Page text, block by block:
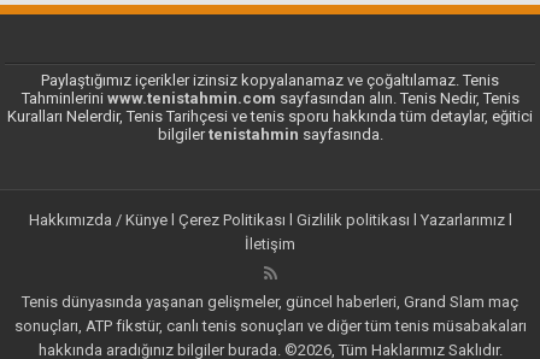
Paylaştığımız içerikler izinsiz kopyalanamaz ve çoğaltılamaz. Tenis
Tahminlerini www.tenistahmin.com sayfasından alın. Tenis Nedir, Tenis
Kuralları Nelerdir, Tenis Tarihçesi ve tenis sporu hakkında tüm detaylar, eğitici
bilgilertenistahmin sayfasında.
Hakkımızda / Künyel Çerez Politikası l Gizlilik politikası l Yazarlarımızl
İletişim
Tenis dünyasında yaşanan gelişmeler, güncel haberleri, Grand Slam maç
sonuçları, ATP fikstür, canlı tenis sonuçları ve diğer tüm tenis müsabakaları
hakkında aradığınız bilgiler burada. ©2026, Tüm Haklarımız Saklıdır.